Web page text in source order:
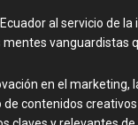
al servicio de la
vanguardistas
en el marketing,
de contenidos